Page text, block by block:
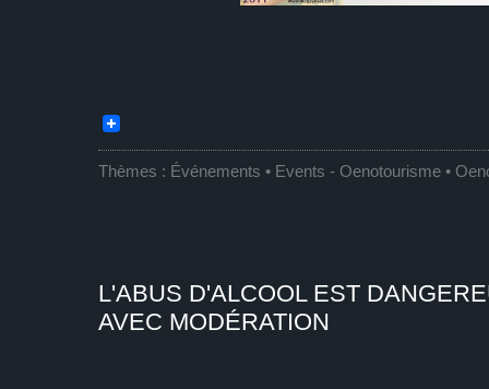
Thèmes : Événements • Events - Oenotourisme •
L'ABUS D'ALCOOL EST
AVEC MODÉRATION